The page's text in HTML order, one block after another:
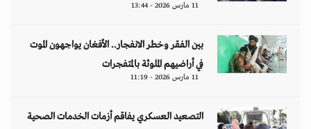
11 مارس 2026 - 13:44
بين الفقر وخطر الانفجار.. الأفغان يواجهون الموت
في أراضيهم الملوثة بالمتفجرات
11 مارس 2026 - 11:19
التصعيد العسكري يفاقم أزمات الخدمات الصحية